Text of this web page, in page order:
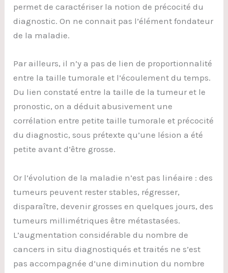
permet de caractériser la notion de précocité du
diagnostic. On ne connait pas l’élément fondateur
de la maladie.
Par ailleurs, il n’y a pas de lien de proportionnalité
entre la taille tumorale et l’écoulement du temps.
Du lien constaté entre la taille de la tumeur et le
pronostic, on a déduit abusivement une
corrélation entre petite taille tumorale et précocité
du diagnostic, sous prétexte qu’une lésion a été
petite avant d’être grosse.
Or l’évolution de la maladie n’est pas linéaire : des
tumeurs peuvent rester stables, régresser,
disparaître, devenir grosses en quelques jours, des
tumeurs millimétriques être métastasées.
L’augmentation considérable du nombre de
cancers in situ diagnostiqués et traités ne s’est
pas accompagnée d’une diminution du nombre